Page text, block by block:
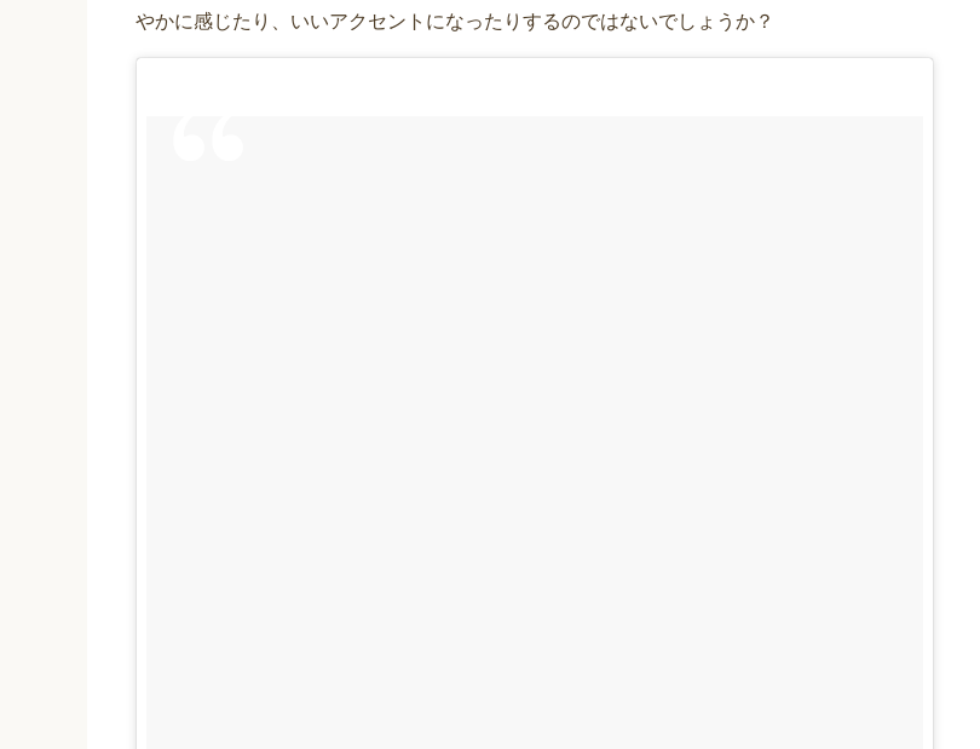
やかに感じたり、いいアクセントになったりするのではないでしょうか？